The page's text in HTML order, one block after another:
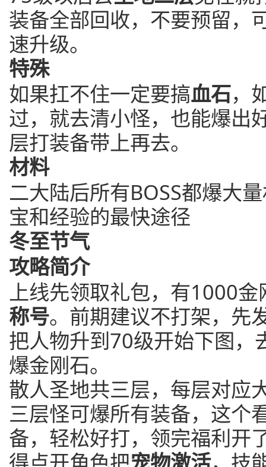
装备全部回收，不要预留，
速升级。
特殊
如果扛不住一定要搞血石，
过，就去清小怪，也能爆出
层打装备带上再去。
材料
二大陆后所有BOSS都爆大
宝和经验的最快途径
冬至节气
攻略简介
上线先领取礼包，有1000
称号。前期建议不打架，先
把人物升到70级开始下图，
爆金刚石。
散人圣地共三层，每层对应
三层怪可爆所有装备，这个
备，轻松好打，领完福利开